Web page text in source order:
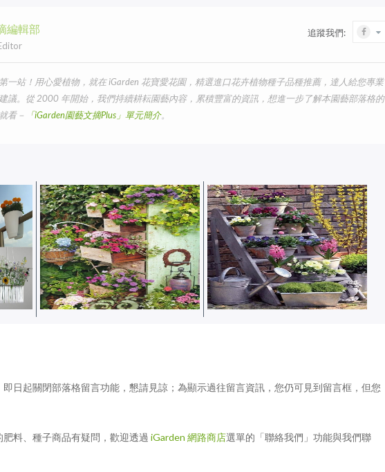
編輯部 追蹤我們:
一站！用心愛植物，就在 iGarden 花寶愛花園，精選進口花卉植物種子品種推薦，達人給您專業
議。從 2000 年開始，我們持續耕耘園藝內容，累積豐富的資訊，想進一步了解本園藝部落格的
看－
「iGarden園藝文摘Plus」單元簡介。
計
日起關閉部落格留言功能，懇請見諒；為顯示過往留言資訊，您仍可見到留言框，但您
料、種子商品有疑問，歡迎透過 iGarden 網路商店選單的「聯絡我們」功能與我們聯